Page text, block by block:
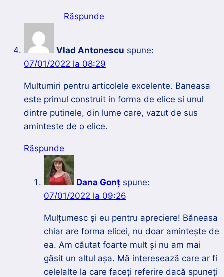
Răspunde
Vlad Antonescu spune:
07/01/2022 la 08:29
Multumiri pentru articolele excelente. Baneasa
este primul construit in forma de elice si unul
dintre putinele, din lume care, vazut de sus
aminteste de o elice.
Răspunde
Dana Gonț spune:
07/01/2022 la 09:26
Mulțumesc și eu pentru apreciere! Băneasa
chiar are forma elicei, nu doar amintește de
ea. Am căutat foarte mult și nu am mai
găsit un altul așa. Mă interesează care ar fi
celelalte la care faceți referire dacă spuneți